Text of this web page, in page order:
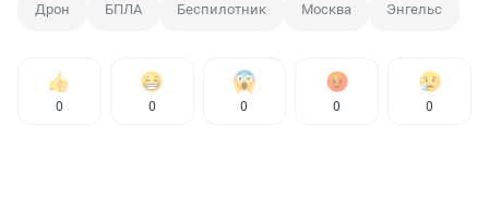
Дрон БПЛА Беспилотник Москва Энгельс
0 0 0 0 0